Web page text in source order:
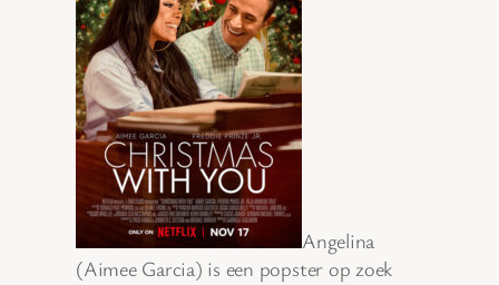
Angelina
(Aimee Garcia) is een popster op zoek